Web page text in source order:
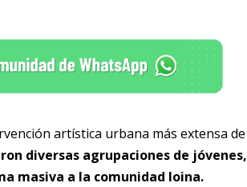
artística urbana más extensa de
diversas agrupaciones de jóvenes,
masiva a la comunidad loina.